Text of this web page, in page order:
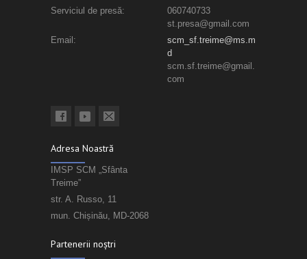
Serviciul de presă:
060740733
st.presa@gmail.com
Email:
scm_sf.treime@ms.m
d
scm.sf.treime@gmail.
com
Adresa Noastră
IMSP SCM „Sfânta
Treime”
str. A. Russo, 11
mun. Chișinău, MD-2068
Partenerii noștri